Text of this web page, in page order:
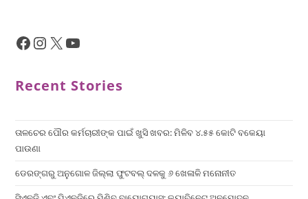
Recent Stories
ତାଳଚେର ପୌର କର୍ମଚାରୀଙ୍କ ପାଇଁ ଖୁସି ଖବର: ମିଳିବ ୪.୫୫ କୋଟି ବକେୟା
ପାଉଣା
ଡେରଙ୍ଗରୁ ଅନୁଗୋଳ ଜିଲ୍ଲା ଫୁଟବଲ୍ ଦଳକୁ ୬ ଖେଳାଳି ମନୋନୀତ